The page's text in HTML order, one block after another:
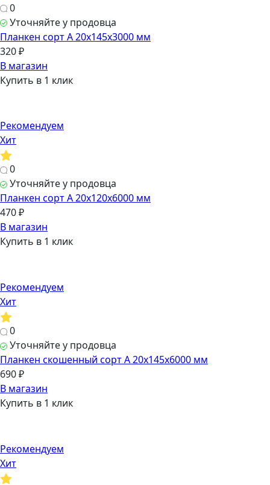
0
Уточняйте у продовца
Планкен сорт А 20х145х3000 мм
320 ₽
В магазин
Купить в 1 клик
Рекомендуем
Хит
0
Уточняйте у продовца
Планкен сорт А 20х120х6000 мм
470 ₽
В магазин
Купить в 1 клик
Рекомендуем
Хит
0
Уточняйте у продовца
Планкен скошенный сорт А 20х145х6000 мм
690 ₽
В магазин
Купить в 1 клик
Рекомендуем
Хит